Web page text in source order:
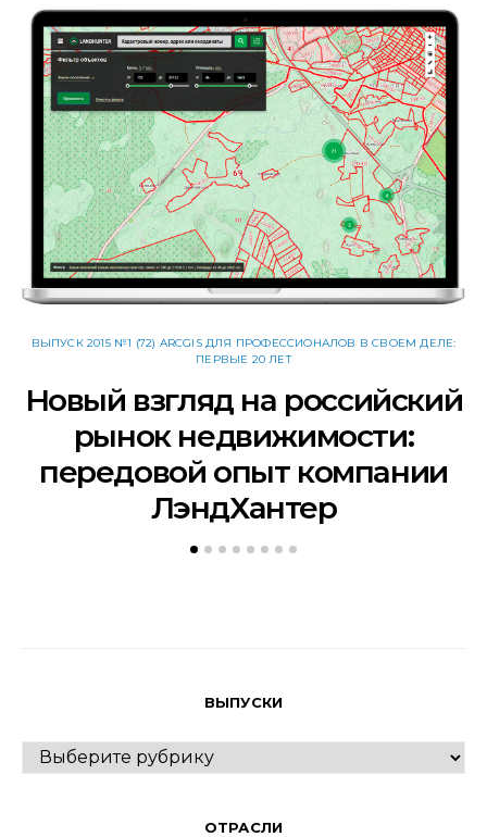
ВЫПУСК 2015 №1 (72) ARCGIS ДЛЯ ПРОФЕССИОНАЛОВ В СВОЕМ ДЕЛЕ:
ПЕРВЫЕ 20 ЛЕТ
Новый взгляд на российский
рынок недвижимости:
передовой опыт компании
ЛэндХантер
ВЫПУСКИ
ВЫПУСКИ
ОТРАСЛИ